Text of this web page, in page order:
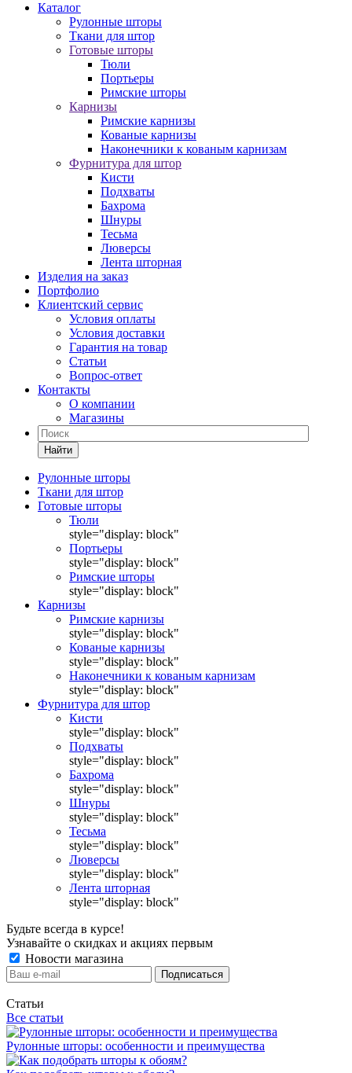
Каталог
Рулонные шторы
Ткани для штор
Готовые шторы
Тюли
Портьеры
Римские шторы
Карнизы
Римские карнизы
Кованые карнизы
Наконечники к кованым карнизам
Фурнитура для штор
Кисти
Подхваты
Бахрома
Шнуры
Тесьма
Люверсы
Лента шторная
Изделия на заказ
Портфолио
Клиентский сервис
Условия оплаты
Условия доставки
Гарантия на товар
Статьи
Вопрос-ответ
Контакты
О компании
Магазины
Найти
Рулонные шторы
Ткани для штор
Готовые шторы
Тюли
style="display: block"
Портьеры
style="display: block"
Римские шторы
style="display: block"
Карнизы
Римские карнизы
style="display: block"
Кованые карнизы
style="display: block"
Наконечники к кованым карнизам
style="display: block"
Фурнитура для штор
Кисти
style="display: block"
Подхваты
style="display: block"
Бахрома
style="display: block"
Шнуры
style="display: block"
Тесьма
style="display: block"
Люверсы
style="display: block"
Лента шторная
style="display: block"
Будьте всегда в курсе!
Узнавайте о скидках и акциях первым
Новости магазина
Статьи
Все статьи
Рулонные шторы: особенности и преимущества